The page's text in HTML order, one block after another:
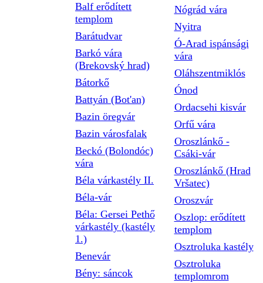
Balf erődített
templom
Barátudvar
Barkó vára
(Brekovský hrad)
Bátorkő
Battyán (Bot'an)
Bazin öregvár
Bazin városfalak
Beckó (Bolondóc)
vára
Béla várkastély II.
Béla-vár
Béla: Gersei Pethő
várkastély (kastély
1.)
Benevár
Bény: sáncok
Nógrád vára
Nyitra
Ó-Arad ispánsági
vára
Oláhszentmiklós
Ónod
Ordacsehi kisvár
Orfű vára
Oroszlánkő -
Csáki-vár
Oroszlánkő (Hrad
Vršatec)
Oroszvár
Oszlop: erődített
templom
Osztroluka kastély
Osztroluka
templomrom